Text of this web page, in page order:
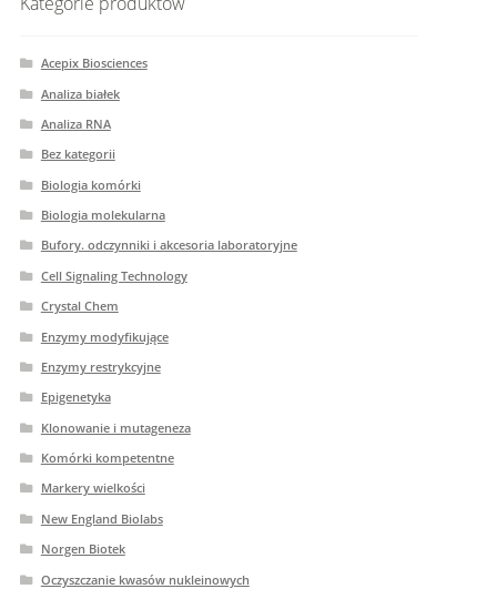
Acepix Biosciences
Analiza białek
Analiza RNA
Bez kategorii
Biologia komórki
Biologia molekularna
Bufory. odczynniki i akcesoria laboratoryjne
Cell Signaling Technology
Crystal Chem
Enzymy modyfikujące
Enzymy restrykcyjne
Epigenetyka
Klonowanie i mutageneza
Komórki kompetentne
Markery wielkości
New England Biolabs
Norgen Biotek
Oczyszczanie kwasów nukleinowych